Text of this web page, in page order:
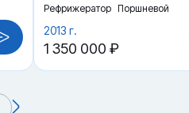
Рефрижератор Поршневой
2013 г.
1 350 000 ₽